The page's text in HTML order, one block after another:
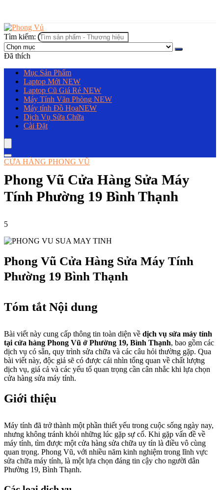
Tìm kiếm:
Đã thích
Mục Sản Phẩm
Laptop Mới NEW
Laptop Cũ Giá Rẻ NEW
Máy Tính Văn Phòng NEW
Máy tính Đồ HọaNEW
Dịch Vụ Sửa Chữa
Cài Đặt
CỬA HÀNG PHONG VŨ
Phong Vũ Cửa Hàng Sửa Máy
Tính Phường 19 Bình Thạnh
5
Phong Vũ Cửa Hàng Sửa Máy Tính
Phường 19 Bình Thạnh
Tóm tắt Nội dung
Bài viết này cung cấp thông tin toàn diện về dịch vụ sửa máy tính
tại cửa hàng Phong Vũ ở Phường 19, Bình Thạnh, bao gồm các
dịch vụ có sẵn, quy trình sửa chữa và các câu hỏi thường gặp. Qua
bài viết này, độc giả sẽ có được cái nhìn tổng quan về chất lượng
dịch vụ, giá cả và các yếu tố quan trọng cần cân nhắc khi lựa chọn
cửa hàng sửa máy tính.
Giới thiệu
Máy tính đã trở thành một phần thiết yếu trong cuộc sống ngày nay,
nhưng không tránh khỏi những lúc gặp sự cố. Khi gặp vấn đề về
máy tính, tìm được một cửa hàng sửa chữa uy tín là điều vô cùng
quan trọng. Phong Vũ, với nhiều năm kinh nghiệm trong lĩnh vực
sửa chữa máy tính, là một lựa chọn đáng tin cậy cho người dân
Phường 19, Bình Thạnh.